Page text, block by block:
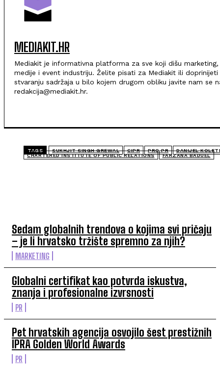
MEDIAKIT.HR
Mediakit je informativna platforma za sve koji dišu marketing,
medije i event industriju. Želite pisati za Mediakit ili doprinijeti
stvaranju sadržaja u bilo kojem drugom obliku javite nam se
redakcija@mediakit.hr.
TAGS SUKHJIT SINGH GREWAL CIPR PRO PR
DANIJEL
CHARTERED INSTITUTE OF PUBLIC RELATIONS
FARZANA BADUEL
Sedam globalnih trendova o kojima svi pričaju
– je li hrvatsko tržište spremno za njih?
MARKETING
Globalni certifikat kao potvrda iskustva,
znanja i profesionalne izvrsnosti
PR
Pet hrvatskih agencija osvojilo šest prestižnih
IPRA Golden World Awards
PR